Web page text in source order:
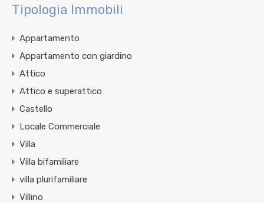
Tipologia Immobili
Appartamento
Appartamento con giardino
Attico
Attico e superattico
Castello
Locale Commerciale
Villa
Villa bifamiliare
villa plurifamiliare
Villino